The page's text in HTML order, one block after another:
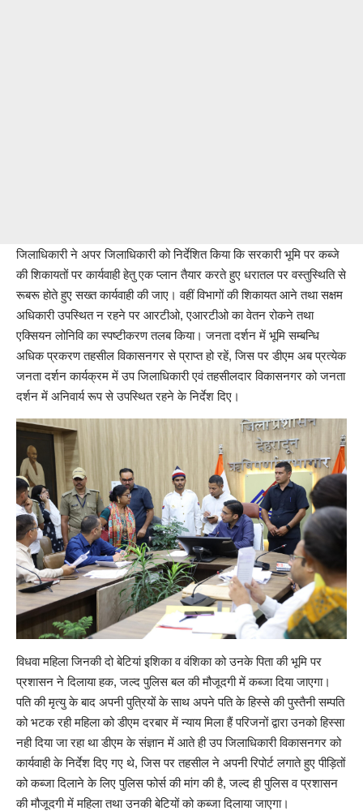
जिलाधिकारी ने अपर जिलाधिकारी को निर्देशित किया कि सरकारी भूमि पर कब्जे
की शिकायतों पर कार्यवाही हेतु एक प्लान तैयार करते हुए धरातल पर वस्तुस्थिति से
रूबरू होते हुए सख्त कार्यवाही की जाए। वहीं विभागों की शिकायत आने तथा सक्षम
अधिकारी उपस्थित न रहने पर आरटीओ, एआरटीओ का वेतन रोकने तथा
एक्सियन लोनिवि का स्पष्टीकरण तलब किया। जनता दर्शन में भूमि सम्बन्धि
अधिक प्रकरण तहसील विकासनगर से प्राप्त हो रहें, जिस पर डीएम अब प्रत्येक
जनता दर्शन कार्यक्रम में उप जिलाधिकारी एवं तहसीलदार विकासनगर को जनता
दर्शन में अनिवार्य रूप से उपस्थित रहने के निर्देश दिए।
विधवा महिला जिनकी दो बेटियां इशिका व वंशिका को उनके पिता की भूमि पर
प्रशासन ने दिलाया हक, जल्द पुलिस बल की मौजूदगी में कब्जा दिया जाएगा।
पति की मृत्यु के बाद अपनी पुत्रियों के साथ अपने पति के हिस्से की पुस्तैनी सम्पति
को भटक रही महिला को डीएम दरबार में न्याय मिला हैं परिजनों द्वारा उनको हिस्सा
नही दिया जा रहा था डीएम के संज्ञान में आते ही उप जिलाधिकारी विकासनगर को
कार्यवाही के निर्देश दिए गए थे, जिस पर तहसील ने अपनी रिपोर्ट लगाते हुए पीड़ितों
को कब्जा दिलाने के लिए पुलिस फोर्स की मांग की है, जल्द ही पुलिस व प्रशासन
की मौजूदगी में महिला तथा उनकी बेटियों को कब्जा दिलाया जाएगा।